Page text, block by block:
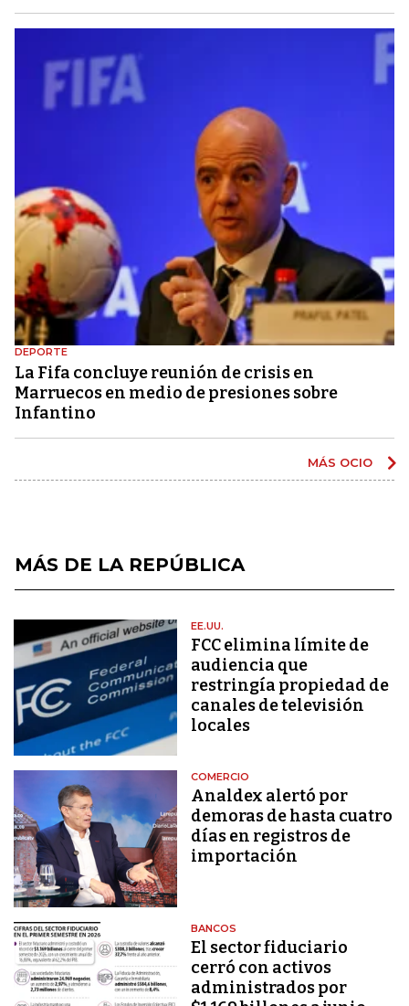
DEPORTE
La Fifa concluye reunión de crisis en
Marruecos en medio de presiones sobre
Infantino
MÁS OCIO
MÁS DE LA REPÚBLICA
EE.UU.
FCC elimina límite de
audiencia que
restringía propiedad de
canales de televisión
locales
COMERCIO
Analdex alertó por
demoras de hasta cuatro
días en registros de
importación
BANCOS
El sector fiduciario
cerró con activos
administrados por